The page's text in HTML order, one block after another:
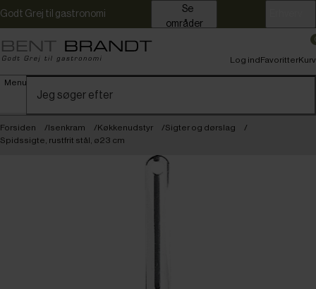
Godt Grej til gastronomi
områder
Menu
Log indFavoritterKurv
Forsiden Isenkram Køkkenudstyr
Sigter og dørslag
Spidssigte, rustfrit stål, ø23 cm